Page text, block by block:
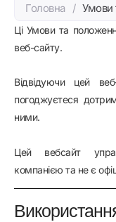
Головна / Умови
Ці Умови та
веб-сайту.
Відвідуючи цей
погоджуєтеся
ними.
Цей вебсайт
компанією та не є